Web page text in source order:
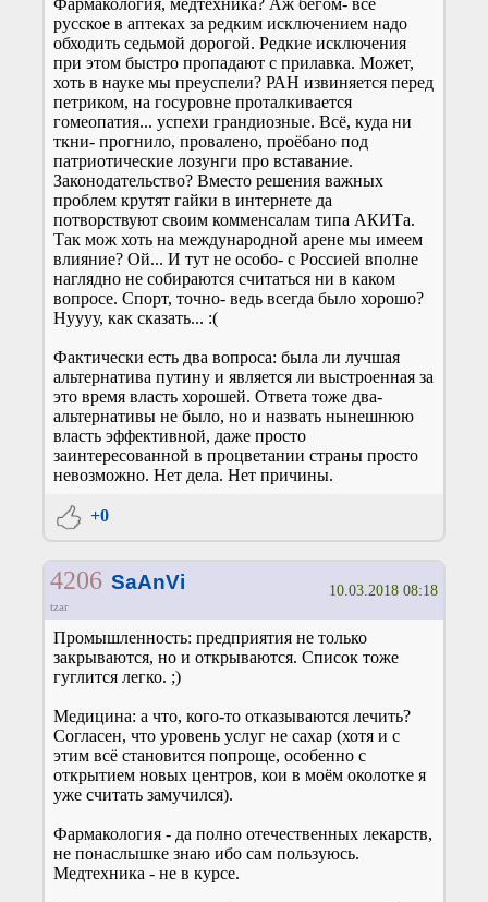
Фармакология, медтехника? Аж бегом- всё
русское в аптеках за редким исключением надо
обходить седьмой дорогой. Редкие исключения
при этом быстро пропадают с прилавка. Может,
хоть в науке мы преуспели? РАН извиняется перед
петриком, на госуровне проталкивается
гомеопатия... успехи грандиозные. Всё, куда ни
ткни- прогнило, провалено, проёбано под
патриотические лозунги про вставание.
Законодательство? Вместо решения важных
проблем крутят гайки в интернете да
потворствуют своим комменсалам типа АКИТа.
Так мож хоть на международной арене мы имеем
влияние? Ой... И тут не особо- с Россией вполне
наглядно не собираются считаться ни в каком
вопросе. Спорт, точно- ведь всегда было хорошо?
Нуууу, как сказать... :(
Фактически есть два вопроса: была ли лучшая
альтернатива путину и является ли выстроенная за
это время власть хорошей. Ответа тоже два-
альтернативы не было, но и назвать нынешнюю
власть эффективной, даже просто
заинтересованной в процветании страны просто
невозможно. Нет дела. Нет причины.
+0
4206 SaAnVi
tzar
10.03.2018 08:18
Промышленность: предприятия не только
закрываются, но и открываются. Список тоже
гуглится легко. ;)
Медицина: а что, кого-то отказываются лечить?
Согласен, что уровень услуг не сахар (хотя и с
этим всё становится попроще, особенно с
открытием новых центров, кои в моём околотке я
уже считать замучился).
Фармакология - да полно отечественных лекарств,
не понаслышке знаю ибо сам пользуюсь.
Медтехника - не в курсе.